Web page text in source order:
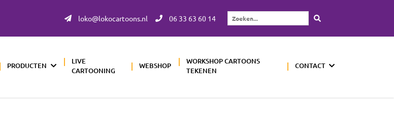
loko@lokocartoons.nl 06 33 63 60 14
Zoeken...
PRODUCTEN
LIVE
CARTOONING
WEBSHOP
WORKSHOP CARTOONS
TEKENEN
CONTACT